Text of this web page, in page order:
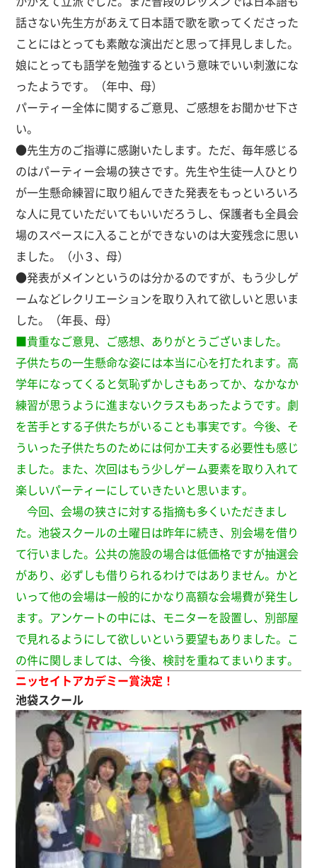
話さない先生方があえて日本語で歌を歌ってくださった
ことにはとっても素敵な演出だと思って拝見しました。
娘にとっても語学を勉強するという意味でいい刺激にな
ったようです。（年中、母）
パーティー全体に関するご意見、ご感想をお聞かせ下さ
い。
●先生方のご指導に感謝いたします。ただ、毎年感じる
のはパーティー会場の狭さです。先生や生徒一人ひとり
が一生懸命練習に取り組んできた発表をもっといろいろ
な人に見ていただいてもいいだろうし、保護者も全員会
場のスペースに入ることができないのは大変残念に思い
ました。（小３、母）
●発表がメインというのは分かるのですが、もう少しゲ
ームなどレクリエーションを取り入れて欲しいと思いま
した。（年長、母）
■貴重なご意見、ご感想、ありがとうございました。
子供たちの一生懸命な姿には本当に心を打たれます。高
学年になってくると気恥ずかしさもあってか、なかなか
練習が思うように進まないクラスもあったようです。劇
を苦手とする子供たちがいることも事実です。今後、そ
ういった子供たちのためには何か工夫する必要性も感じ
ました。また、次回はもう少しゲーム要素を取り入れて
楽しいパーティーにしていきたいと思います。
今回、会場の狭さに対する指摘も多くいただきまし
た。池袋スクールの土曜日は昨年に続き、別会場を借り
て行いました。公共の施設の場合は低価格ですが抽選会
があり、必ずしも借りられるわけではありません。かと
いって他の会場は一般的にかなり高額な会場費が発生し
ます。アンケートの中には、モニターを設置し、別部屋
で見れるようにして欲しいという要望もありました。こ
の件に関しましては、今後、検討を重ねてまいります。
ニッセイトアカデミー賞決定！
池袋スクール